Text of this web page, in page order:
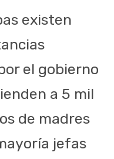
existen
el gobierno
a 5 mil
de madres
jefas